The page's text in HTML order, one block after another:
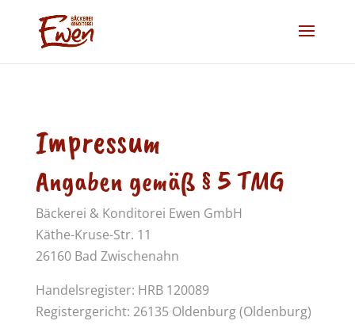
Impressum
Angaben gemäß § 5 TMG
Bäckerei & Konditorei Ewen GmbH
Käthe-Kruse-Str. 11
26160 Bad Zwischenahn
Handelsregister: HRB 120089
Registergericht: 26135 Oldenburg (Oldenburg)